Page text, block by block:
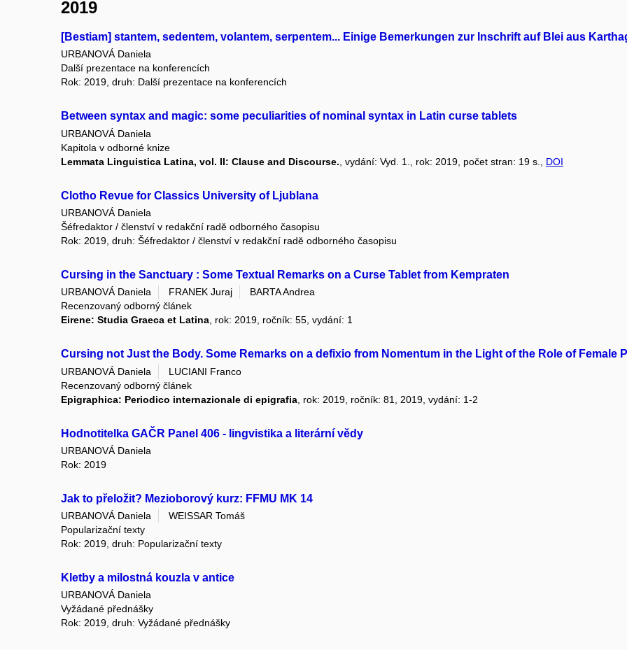
2019
[Bestiam] stantem, sedentem, volantem, serpentem... Einige Bemerkungen zur Inschrift auf Blei aus
URBANOVÁ Daniela
Další prezentace na konferencích
Rok: 2019, druh: Další prezentace na konferencích
Between syntax and magic: some peculiarities of nominal syntax in Latin curse tablets
URBANOVÁ Daniela
Kapitola v odborné knize
Lemmata Linguistica Latina, vol. II: Clause and Discourse. , vydání: Vyd. 1., rok: 2019, počet stran: 19 s., DOI
Clotho Revue for Classics University of Ljublana
URBANOVÁ Daniela
Šéfredaktor / členství v redakční radě odborného časopisu
Rok: 2019, druh: Šéfredaktor / členství v redakční radě odborného časopisu
Cursing in the Sanctuary : Some Textual Remarks on a Curse Tablet from Kempraten
URBANOVÁ Daniela FRANEK Juraj
BARTA Andrea
Recenzovaný odborný článek
Eirene: Studia Graeca et Latina, rok: 2019, ročník: 55, vydání: 1
Cursing not Just the Body. Some Remarks on a defixio from Nomentum in the Light of the Role of Female
URBANOVÁ Daniela
LUCIANI Franco
Recenzovaný odborný článek
Epigraphica: Periodico internazionale di epigrafia , rok: 2019, ročník: 81, 2019, vydání: 1-2
Hodnotitelka GAČR Panel 406 - lingvistika a literární vědy
URBANOVÁ Daniela
Rok: 2019
Jak to přeložit? Mezioborový kurz: FFMU MK 14
URBANOVÁ Daniela
WEISSAR Tomáš
Popularizační texty
Rok: 2019, druh: Popularizační texty
Kletby a milostná kouzla v antice
URBANOVÁ Daniela
Vyžádané přednášky
Rok: 2019, druh: Vyžádané přednášky